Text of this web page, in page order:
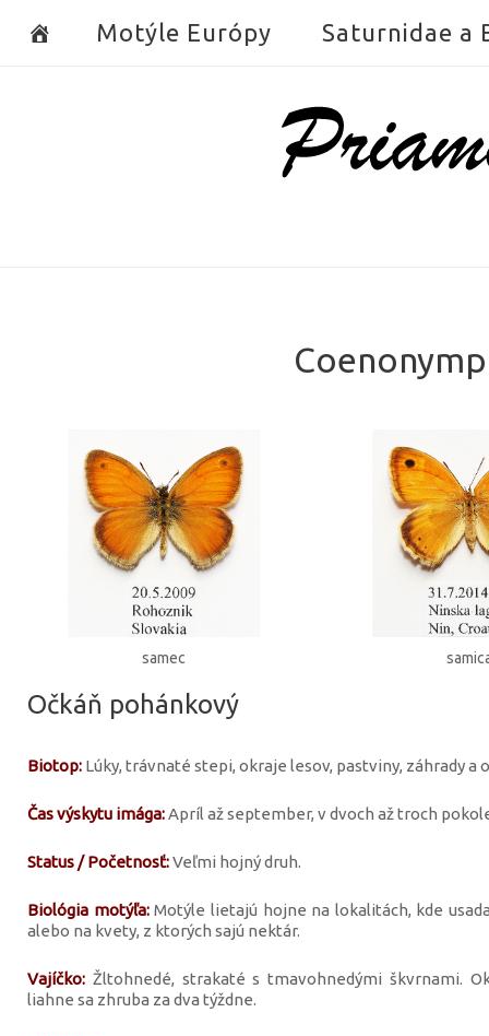
Motýle Európy Saturnidae a
Home
samec
Očkáň pohánkový
Biotop: Lúky, trávnaté stepi, okraje lesov, pastviny, záhrady a
Čas výskytu imága:Apríl až september, v dvoch až troch
Status / Početnosť:Veľmi hojný druh.
Biológia motýľa:Motýle lietajú hojne na lokalitách, kde
alebo na kvety, z ktorých sajú nektár.
Vajíčko: Žltohnedé, strakaté s tmavohnedými škvrnami.
liahne sa zhruba za dva týždne.